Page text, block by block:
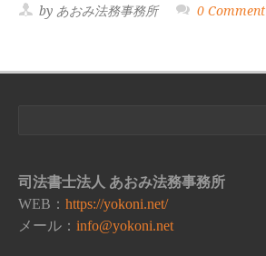
by あおみ法務事務所
0 Comment
司法書士法人 あおみ法務事務所
WEB： https://yokoni.net/
メール： info@yokoni.net